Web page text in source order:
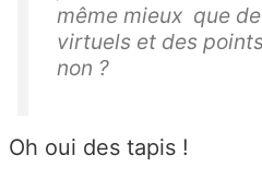
même mieux que
virtuels et des
non ?
Oh oui des tapis !